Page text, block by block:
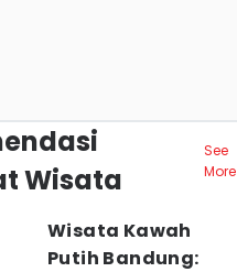
Wisata
See
More
Wisata Kawah
Putih Bandung: